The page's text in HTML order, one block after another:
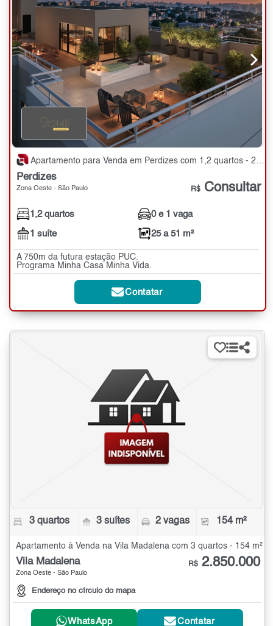
Apartamento para Venda em Perdizes com 1,2 quartos - 25 a 51 m²
Perdizes
Zona Oeste - São Paulo R$ Consultar
1,2 quartos
1 suíte
0 e 1 vaga
25 a 51 m²
A 750m da futura estação PUC.
Programa Minha Casa Minha Vida.
Contatar
3 quartos 3 suítes 2 vagas 154 m²
Apartamento à Venda na Vila Madalena com 3 quartos - 154 m²
Vila Madalena
Zona Oeste - São Paulo
Endereço no círculo do mapa
R$ 2.850.000
WhatsApp Contatar